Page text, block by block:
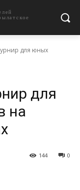
для юных
для
на
0
144